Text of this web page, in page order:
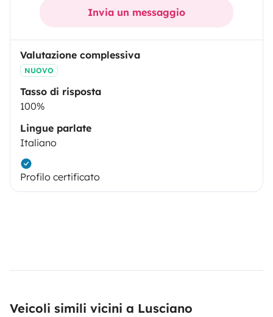
Invia un messaggio
Valutazione complessiva
NUOVO
Tasso di risposta
100%
Lingue parlate
Italiano
Profilo certificato
Veicoli simili vicini a Lusciano